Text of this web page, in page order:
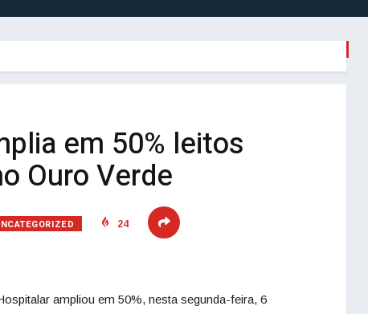
em 50% leitos
Ouro Verde
24
ampliou em 50%, nesta segunda-feira, 6